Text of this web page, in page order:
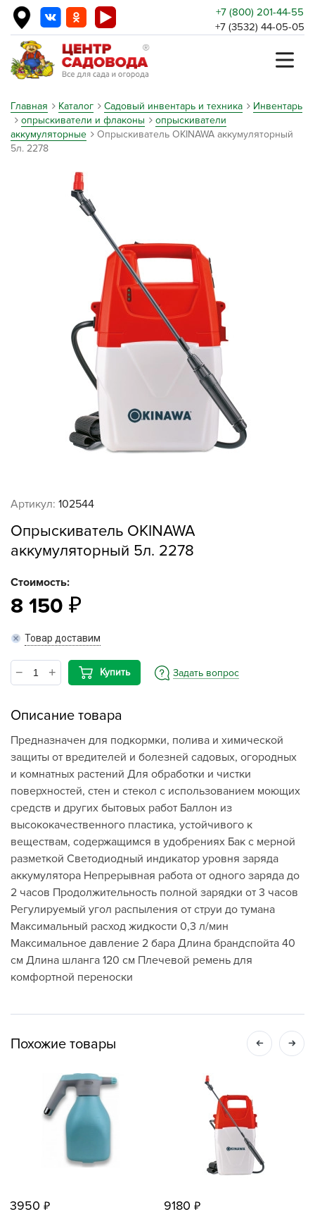
+7 (800) 201-44-55
+7 (3532) 44-05-05
Главная Каталог Садовый инвентарь и техника
Инвентарь
опрыскиватели и флаконы
опрыскиватели
аккумуляторные
Опрыскиватель OKINAWA аккумуляторный
5л. 2278
Артикул: 102544
Опрыскиватель OKINAWA
аккумуляторный 5л. 2278
Стоимость:
8 150
Товар доставим
Купить Задать вопрос
Описание товара
Предназначен для подкормки, полива и химической
защиты от вредителей и болезней садовых, огородных
и комнатных растений Для обработки и чистки
поверхностей, стен и стекол с использованием моющих
средств и других бытовых работ Баллон из
высококачественного пластика, устойчивого к
веществам, содержащимся в удобрениях Бак с мерной
разметкой Светодиодный индикатор уровня заряда
аккумулятора Непрерывная работа от одного заряда до
2 часов Продолжительность полной зарядки от 3 часов
Регулируемый угол распыления от струи до тумана
Максимальный расход жидкости 0,3 л/мин
Максимальное давление 2 бара Длина брандспойта 40
см Длина шланга 120 см Плечевой ремень для
комфортной переноски
Похожие товары
3950 9180